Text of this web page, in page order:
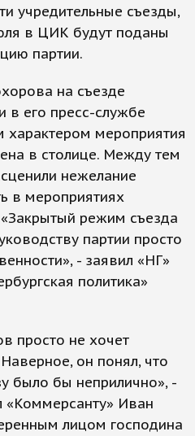
учредительные съезды,
в ЦИК будут поданы
партии.
на съезде
в его пресс-службе
характером мероприятия
в столице. Между тем
нежелание
в мероприятиях
режим съезда
партии просто
- заявил «НГ»
политика»
просто не хочет
он понял, что
было бы неприлично», -
«Коммерсанту» Иван
лицом господина